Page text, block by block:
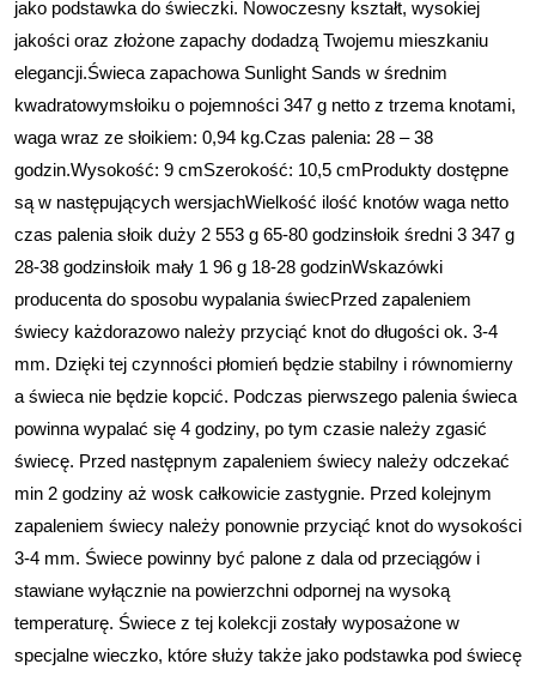
jako podstawka do świeczki. Nowoczesny kształt, wysokiej
jakości oraz złożone zapachy dodadzą Twojemu mieszkaniu
elegancji.Świeca zapachowa Sunlight Sands w średnim
kwadratowymsłoiku o pojemności 347 g netto z trzema knotami,
waga wraz ze słoikiem: 0,94 kg.Czas palenia: 28 – 38
godzin.Wysokość: 9 cmSzerokość: 10,5 cmProdukty dostępne
są w następujących wersjachWielkość ilość knotów waga netto
czas palenia słoik duży 2 553 g 65-80 godzinsłoik średni 3 347 g
28-38 godzinsłoik mały 1 96 g 18-28 godzinWskazówki
producenta do sposobu wypalania świecPrzed zapaleniem
świecy każdorazowo należy przyciąć knot do długości ok. 3-4
mm. Dzięki tej czynności płomień będzie stabilny i równomierny
a świeca nie będzie kopcić. Podczas pierwszego palenia świeca
powinna wypalać się 4 godziny, po tym czasie należy zgasić
świecę. Przed następnym zapaleniem świecy należy odczekać
min 2 godziny aż wosk całkowicie zastygnie. Przed kolejnym
zapaleniem świecy należy ponownie przyciąć knot do wysokości
3-4 mm. Świece powinny być palone z dala od przeciągów i
stawiane wyłącznie na powierzchni odpornej na wysoką
temperaturę. Świece z tej kolekcji zostały wyposażone w
specjalne wieczko, które służy także jako podstawka pod świecę